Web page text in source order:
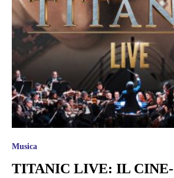
Musica
TITANIC LIVE: IL CINE-